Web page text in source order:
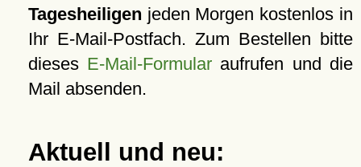
Tagesheiligen jeden Morgen kostenlos in
Ihr E-Mail-Postfach. Zum Bestellen bitte
dieses E-Mail-Formular aufrufen und die
Mail absenden.
Aktuell und neu: